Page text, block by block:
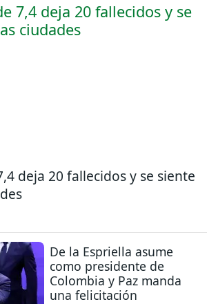
deja 20 fallecidos y se siente
De la Espriella asume
como presidente de
Colombia y Paz manda
una felicitación